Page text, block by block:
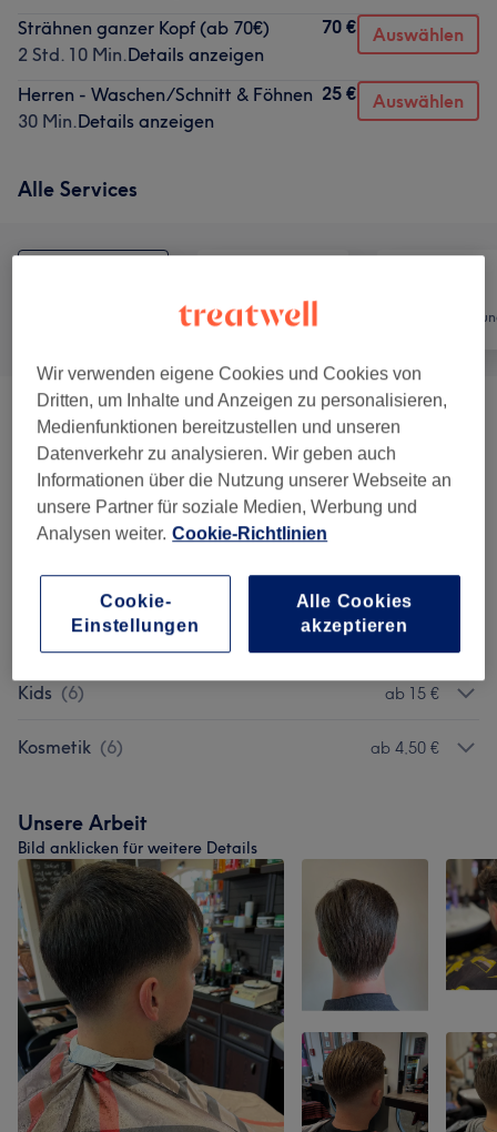
Strähnen ganzer Kopf (ab 70€)
2 Std. 10 Min.Details anzeigen
70 € Auswählen
Herren - Waschen/Schnitt & Föhnen
30 Min.Details anzeigen
25 € Auswählen
Alle Services
Friseur
Damen - Haarschnitte & Stylings ( 11) ab 20 €
Damen - Coloration (16 ) ab 12,50 €
Umfromung (1)
Herren - Haarschnitte & Stylings
Herren Waxing (4) ab 5 €
Kids (6) ab 15 €
Kosmetik (6) ab 4,50 €
Unsere Arbeit
Bild anklicken für weitere Details
Wir verwenden eigene Cookies und Cookies von
Dritten, um Inhalte und Anzeigen zu personalisieren,
Medienfunktionen bereitzustellen und unseren
Datenverkehr zu analysieren. Wir geben auch
Informationen über die Nutzung unserer Webseite an
unsere Partner für soziale Medien, Werbung und
Analysen weiter. Cookie-Richtlinien
Cookie-
Einstellungen
Alle Cookies
akzeptieren